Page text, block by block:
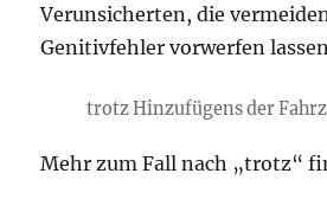
Verunsicherten, die
Genitivfehler vorwerfen
trotz Hinzufügens der
Mehr zum Fall nach „trotz“